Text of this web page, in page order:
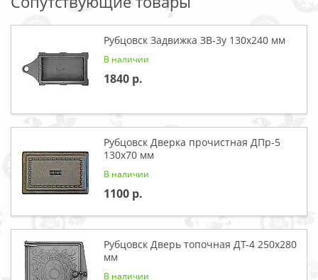
Рубцовск Задвижка ЗВ-3у 130x240 мм
В наличии
1840
Рубцовск Дверка прочистная ДПр-5
130x70 мм
В наличии
1100
Рубцовск Дверь топочная ДТ-4 250x280
мм
В наличии